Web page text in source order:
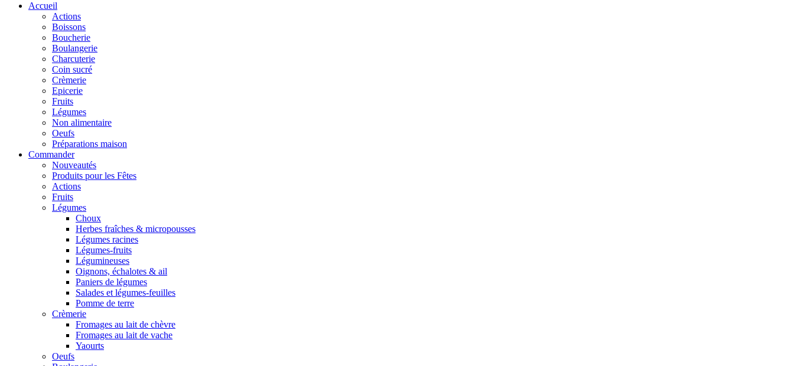
Accueil
Actions
Boissons
Boucherie
Boulangerie
Charcuterie
Coin sucré
Crèmerie
Epicerie
Fruits
Légumes
Non alimentaire
Oeufs
Préparations maison
Commander
Nouveautés
Produits pour les Fêtes
Actions
Fruits
Légumes
Choux
Herbes fraîches & micropousses
Légumes racines
Légumes-fruits
Légumineuses
Oignons, échalotes & ail
Paniers de légumes
Salades et légumes-feuilles
Pomme de terre
Crèmerie
Fromages au lait de chèvre
Fromages au lait de vache
Yaourts
Oeufs